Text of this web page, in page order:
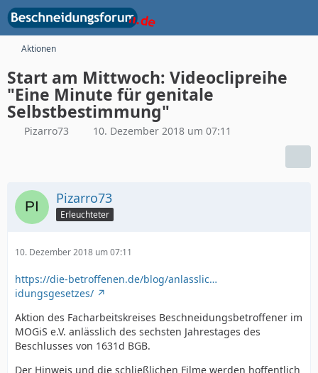
Aktionen
Start am Mittwoch: Videoclipreihe
"Eine Minute für genitale
Selbstbestimmung"
Pizarro73 10. Dezember 2018 um 07:11
Pizarro73
Erleuchteter
10. Dezember 2018 um 07:11
https://die-betroffenen.de/blog/anlasslic…
idungsgesetzes/
Aktion des Facharbeitskreises Beschneidungsbetroffener im
MOGiS e.V. anlässlich des sechsten Jahrestages des
Beschlusses von 1631d BGB.
Der Hinweis und die schließlichen Filme werden hoffentlich